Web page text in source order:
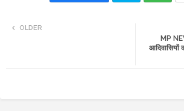
atsMP
आदिवासियों
OLDER